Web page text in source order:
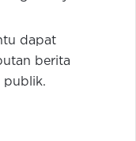
dapat
berita
publik.